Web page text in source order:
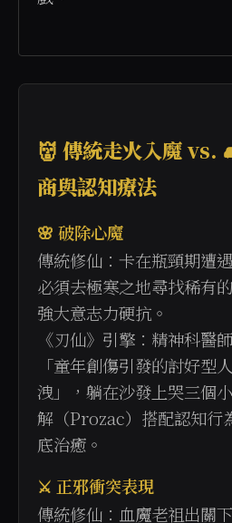
👹 傳統走火入魔 vs.
商與認知療法
🌸 破除心魔
傳統修仙：卡在瓶頸期遭
必須去極寒之地尋找稀有
強大意志力硬抗。
《刃仙》引擎：精神科醫
「童年創傷引發的討好型
洩」，躺在沙發上哭三個
解（Prozac）搭配認知行
底治癒。
⚔️ 正邪衝突表現
傳統修仙：血魔老祖出關